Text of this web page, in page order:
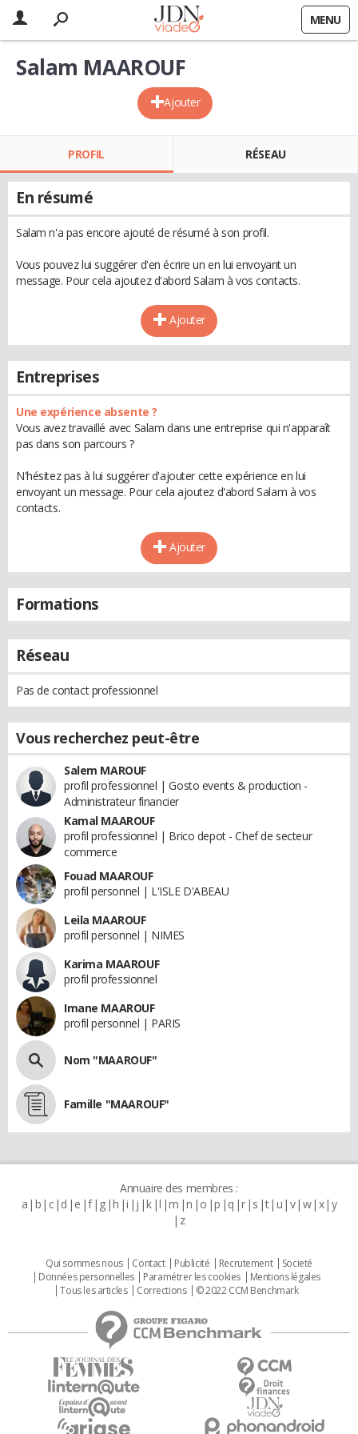
MENU
Ajouter
Salam MAAROUF
PROFIL RÉSEAU
En résumé
Salam n'a pas encore ajouté de résumé à son profil.
Vous pouvez lui suggérer d'en écrire un en lui envoyant un
message. Pour cela ajoutez d'abord Salam à vos contacts.
Ajouter
Entreprises
Une expérience absente ?
Vous avez travaillé avec Salam dans une entreprise qui n'apparaît
pas dans son parcours ?
N'hésitez pas à lui suggérer d'ajouter cette expérience en lui
envoyant un message. Pour cela ajoutez d'abord Salam à vos
contacts.
Ajouter
Formations
Réseau
Pas de contact professionnel
Vous recherchez peut-être
Salem MAROUF
profil professionnel | Gosto events & production -
Administrateur financier
Kamal MAAROUF
profil professionnel | Brico depot - Chef de secteur
commerce
Fouad MAAROUF
profil personnel | L'ISLE D'ABEAU
Leila MAAROUF
profil personnel | NIMES
Karima MAAROUF
profil professionnel
Imane MAAROUF
profil personnel | PARIS
Nom "MAAROUF"
Famille "MAAROUF"
Annuaire des membres :
a b c d e f g h i j k l m n o p q r s t u v w x y
z
Qui sommes nous Contact Publicité Recrutement
Societé
Données personnelles
Paramétrer les cookies
Mentions légales
Tous les articles
Corrections © 2022 CCM Benchmark